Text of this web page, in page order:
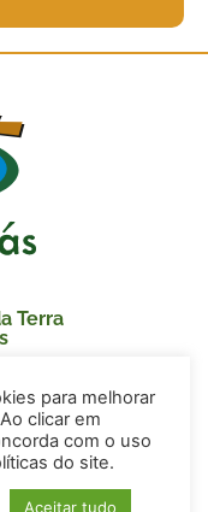
Terra
para melhorar
clicar em
com o uso
do site.
Aceitar tudo